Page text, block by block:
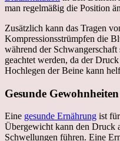
man regelmäßig die Position
Zusätzlich kann das Tragen
Kompressionsstrümpfen die
während der
geachtet werden, da der
Hochlegen der Beine kann
Gesunde
Eine gesunde Ernährung ist
Übergewicht kann den Druck
Schwellungen führen. Eine